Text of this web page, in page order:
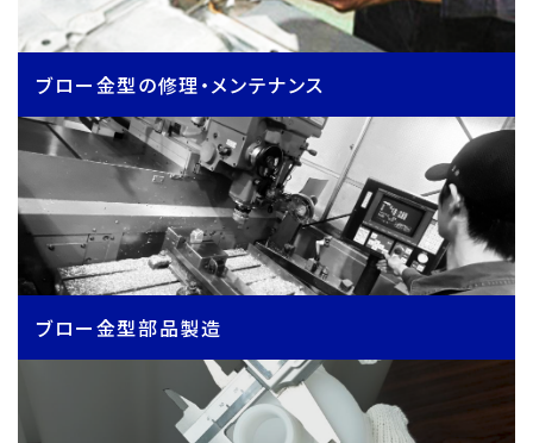
ブロー金型の修理・メンテナンス
ブロー金型部品製造